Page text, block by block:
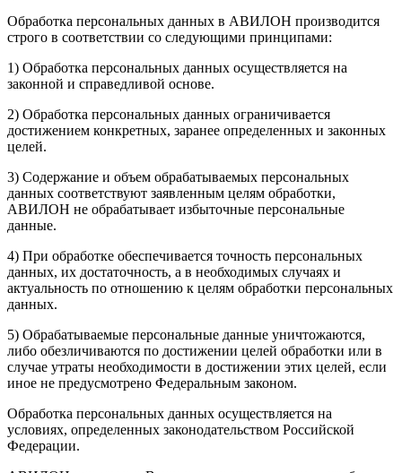
Обработка персональных данных в АВИЛОН производится
строго в соответствии со следующими принципами:
1) Обработка персональных данных осуществляется на
законной и справедливой основе.
2) Обработка персональных данных ограничивается
достижением конкретных, заранее определенных и законных
целей.
3) Содержание и объем обрабатываемых персональных
данных соответствуют заявленным целям обработки,
АВИЛОН не обрабатывает избыточные персональные
данные.
4) При обработке обеспечивается точность персональных
данных, их достаточность, а в необходимых случаях и
актуальность по отношению к целям обработки персональных
данных.
5) Обрабатываемые персональные данные уничтожаются,
либо обезличиваются по достижении целей обработки или в
случае утраты необходимости в достижении этих целей, если
иное не предусмотрено Федеральным законом.
Обработка персональных данных осуществляется на
условиях, определенных законодательством Российской
Федерации.